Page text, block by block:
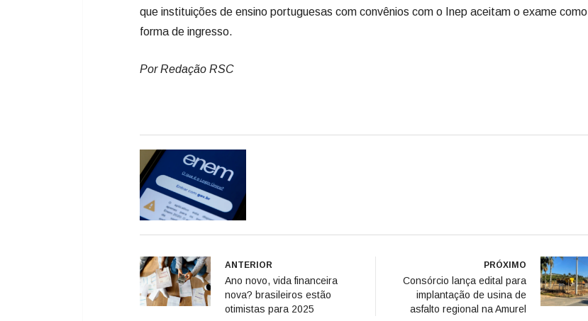
que instituições de ensino portuguesas com convênios com o Inep aceitam o exame como
forma de ingresso.
Por Redação RSC
ANTERIOR
Ano novo, vida financeira
nova? brasileiros estão
otimistas para 2025
PRÓXIMO
Consórcio lança edital para
implantação de usina de
asfalto regional na Amurel